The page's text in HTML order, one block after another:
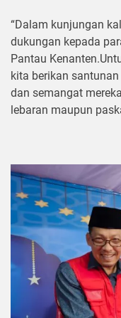
“Dalam kunjungan
dukungan kepada
Pantau
kita berikan
dan semangat
lebaran maupun